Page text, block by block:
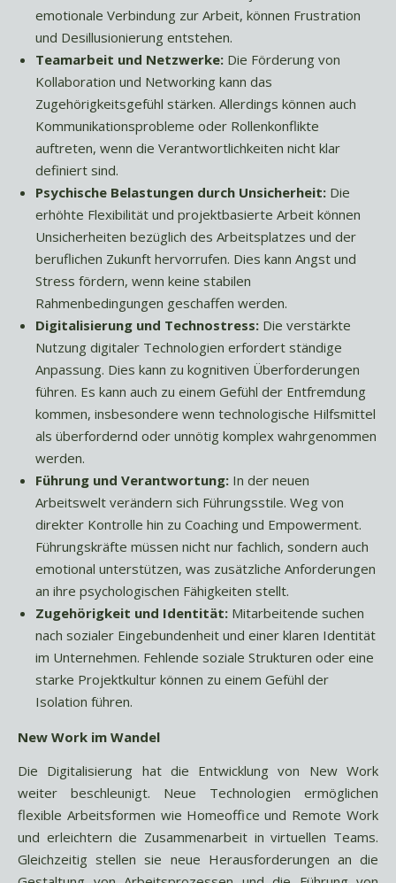
emotionale Verbindung zur Arbeit, können Frustration
und Desillusionierung entstehen.
Teamarbeit und Netzwerke: Die Förderung von
Kollaboration und Networking kann das
Zugehörigkeitsgefühl stärken. Allerdings können auch
Kommunikationsprobleme oder Rollenkonflikte
auftreten, wenn die Verantwortlichkeiten nicht klar
definiert sind.
Psychische Belastungen durch Unsicherheit: Die
erhöhte Flexibilität und projektbasierte Arbeit können
Unsicherheiten bezüglich des Arbeitsplatzes und der
beruflichen Zukunft hervorrufen. Dies kann Angst und
Stress fördern, wenn keine stabilen
Rahmenbedingungen geschaffen werden.
Digitalisierung und Technostress: Die verstärkte
Nutzung digitaler Technologien erfordert ständige
Anpassung. Dies kann zu kognitiven Überforderungen
führen. Es kann auch zu einem Gefühl der Entfremdung
kommen, insbesondere wenn technologische Hilfsmittel
als überfordernd oder unnötig komplex wahrgenommen
werden.
Führung und Verantwortung: In der neuen
Arbeitswelt verändern sich Führungsstile. Weg von
direkter Kontrolle hin zu Coaching und Empowerment.
Führungskräfte müssen nicht nur fachlich, sondern auch
emotional unterstützen, was zusätzliche Anforderungen
an ihre psychologischen Fähigkeiten stellt.
Zugehörigkeit und Identität: Mitarbeitende suchen
nach sozialer Eingebundenheit und einer klaren Identität
im Unternehmen. Fehlende soziale Strukturen oder eine
starke Projektkultur können zu einem Gefühl der
Isolation führen.
New Work im Wandel
Die Digitalisierung hat die Entwicklung von New Work
weiter beschleunigt. Neue Technologien ermöglichen
flexible Arbeitsformen wie Homeoffice und Remote Work
und erleichtern die Zusammenarbeit in virtuellen Teams.
Gleichzeitig stellen sie neue Herausforderungen an die